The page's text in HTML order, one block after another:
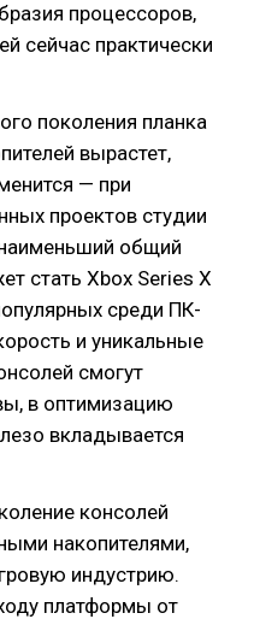
процессоров,
сейчас практически
поколения планка
вырастет,
— при
проектов студии
общий
стать Xbox Series X
среди ПК-
и уникальные
смогут
в оптимизацию
вкладывается
консолей
накопителями,
индустрию.
платформы от